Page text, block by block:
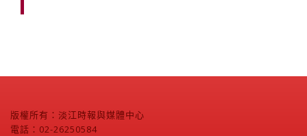
版權所有：淡江時報與媒體中心
電話：02-26250584